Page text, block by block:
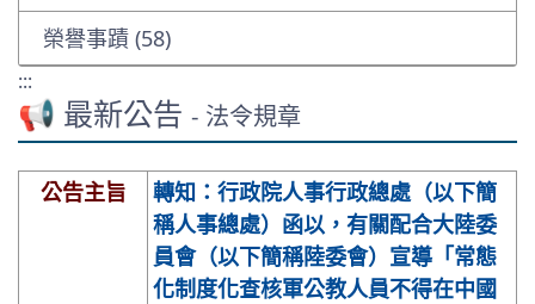
榮譽事蹟 (58)
:::
📢 最新公告 - 法令規章
公告主旨
轉知：行政院人事行政總處（以下簡
稱人事總處）函以，有關配合大陸委
員會（以下簡稱陸委會）宣導「常態
化制度化查核軍公教人員不得在中國